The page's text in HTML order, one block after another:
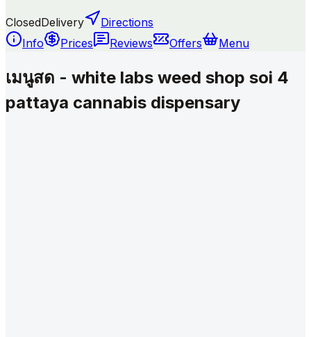
ClosedDelivery
Directions
Info
Prices Reviews Offers Menu
เมนูสด - white labs weed shop soi 4
pattaya cannabis dispensary